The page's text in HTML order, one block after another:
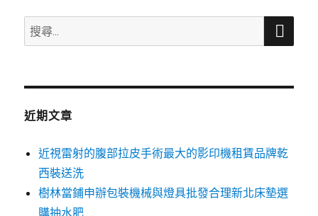
搜
尋
鍵
搜
近期文章
近視雷射的腹部拉皮手術最大的影印機租賃品牌乾
西裝送洗
樹林當鋪申辦包裝機械與燈具批發合理新北床墊選
購抽水肥